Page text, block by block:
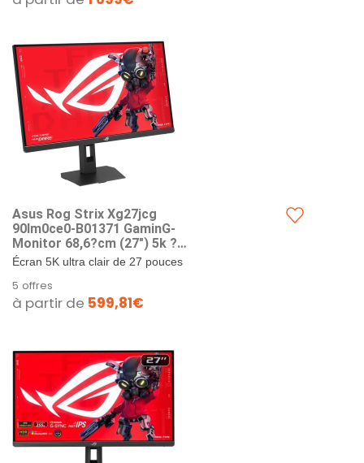
Asus Rog Strix Xg27jcg
90lm0ce0-B01371 GaminG-
Monitor 68,6?cm (27") 5k ?
Hdmi/dp/usB-C ? Schwarz
Écran 5K ultra clair de 27 pouces
de pixels de 218 PPI offrant des
détails nets et...
5 offres
à partir de 599,81€